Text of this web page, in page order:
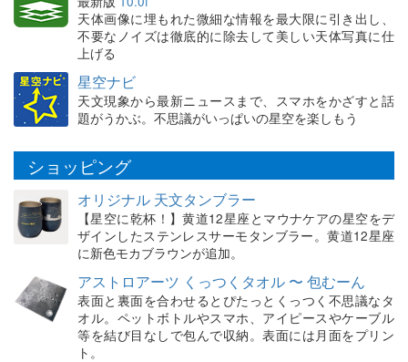
天体画像に埋もれた微細な情報を最大限に引き出し、
不要なノイズは徹底的に除去して美しい天体写真に仕
上げる
星空ナビ
天文現象から最新ニュースまで、スマホをかざすと話
題がうかぶ。不思議がいっぱいの星空を楽しもう
ショッピング
オリジナル 天文タンブラー
【星空に乾杯！】黄道12星座とマウナケアの星空をデ
ザインしたステンレスサーモタンブラー。黄道12星座
に新色モカブラウンが追加。
アストロアーツ くっつくタオル 〜 包むーん
表面と裏面を合わせるとぴたっとくっつく不思議なタ
オル。ペットボトルやスマホ、アイピースやケーブル
等を結び目なしで包んで収納。表面には月面をプリン
ト。